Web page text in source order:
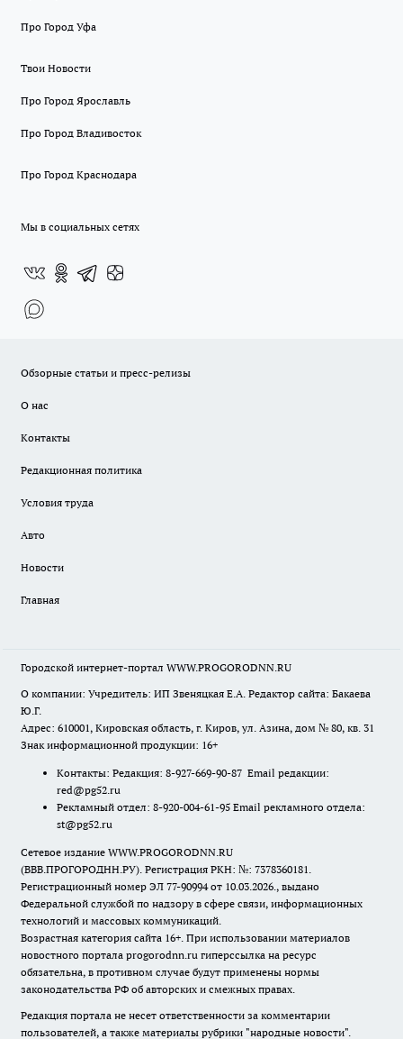
Про Город Уфа
Твои Новости
Про Город Ярославль
Про Город Владивосток
Про Город Краснодара
Мы в социальных сетях
Обзорные статьи и пресс-релизы
О нас
Контакты
Редакционная политика
Условия труда
Авто
Новости
Главная
Городской интернет-портал WWW.PROGORODNN.RU
О компании: Учредитель: ИП Звеняцкая Е.А. Редактор сайта: Бакаева
Ю.Г.
Адрес: 610001, Кировская область, г. Киров, ул. Азина, дом № 80, кв. 31
Знак информационной продукции: 16+
Контакты: Редакция: 8-927-669-90-87 Email редакции:
red@pg52.ru
Рекламный отдел: 8-920-004-61-95 Email рекламного отдела:
st@pg52.ru
Сетевое издание WWW.PROGORODNN.RU
(ВВВ.ПРОГОРОДНН.РУ). Регистрация РКН: №: 7378360181.
Регистрационный номер ЭЛ 77-90994 от 10.03.2026., выдано
Федеральной службой по надзору в сфере связи, информационных
технологий и массовых коммуникаций.
Возрастная категория сайта 16+. При использовании материалов
новостного портала progorodnn.ru гиперссылка на ресурс
обязательна, в противном случае будут применены нормы
законодательства РФ об авторских и смежных правах.
Редакция портала не несет ответственности за комментарии
пользователей, а также материалы рубрики "народные новости".